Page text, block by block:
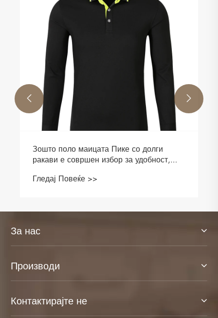
Зошто елек од полиестер е практичен
одговор за модерната работна облека и
Гледај Повеќе >>
 
За нас
Производи
Контактирајте не